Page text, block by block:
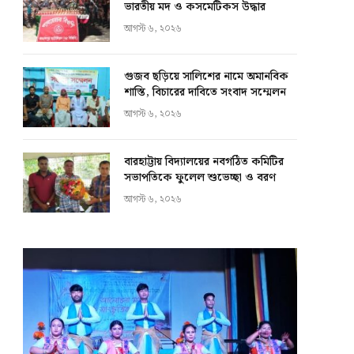
ভারতীয় মদ ও কসমেটিকস উদ্ধার
আগস্ট ৬, ২০২৬
গুজব ছড়িয়ে সালিশের নামে অমানবিক
শাস্তি, বিচারের দাবিতে সংবাদ সম্মেলন
আগস্ট ৬, ২০২৬
বারহাট্টায় বিদ্যালয়ের নবগঠিত কমিটির
সভাপতিকে ফুলেল শুভেচ্ছা ও বরণ
আগস্ট ৬, ২০২৬